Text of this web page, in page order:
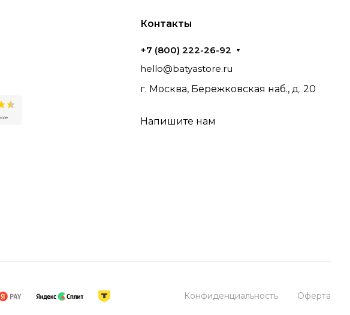
Контакты
+7 (800) 222-26-92
hello@batyastore.ru
г. Москва, Бережковская наб., д. 20
Напишите нам
Конфиденциальность Оферта